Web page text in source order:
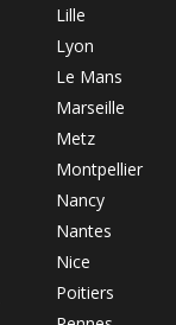
Lille
Lyon
Le Mans
Marseille
Metz
Montpellier
Nancy
Nantes
Nice
Poitiers